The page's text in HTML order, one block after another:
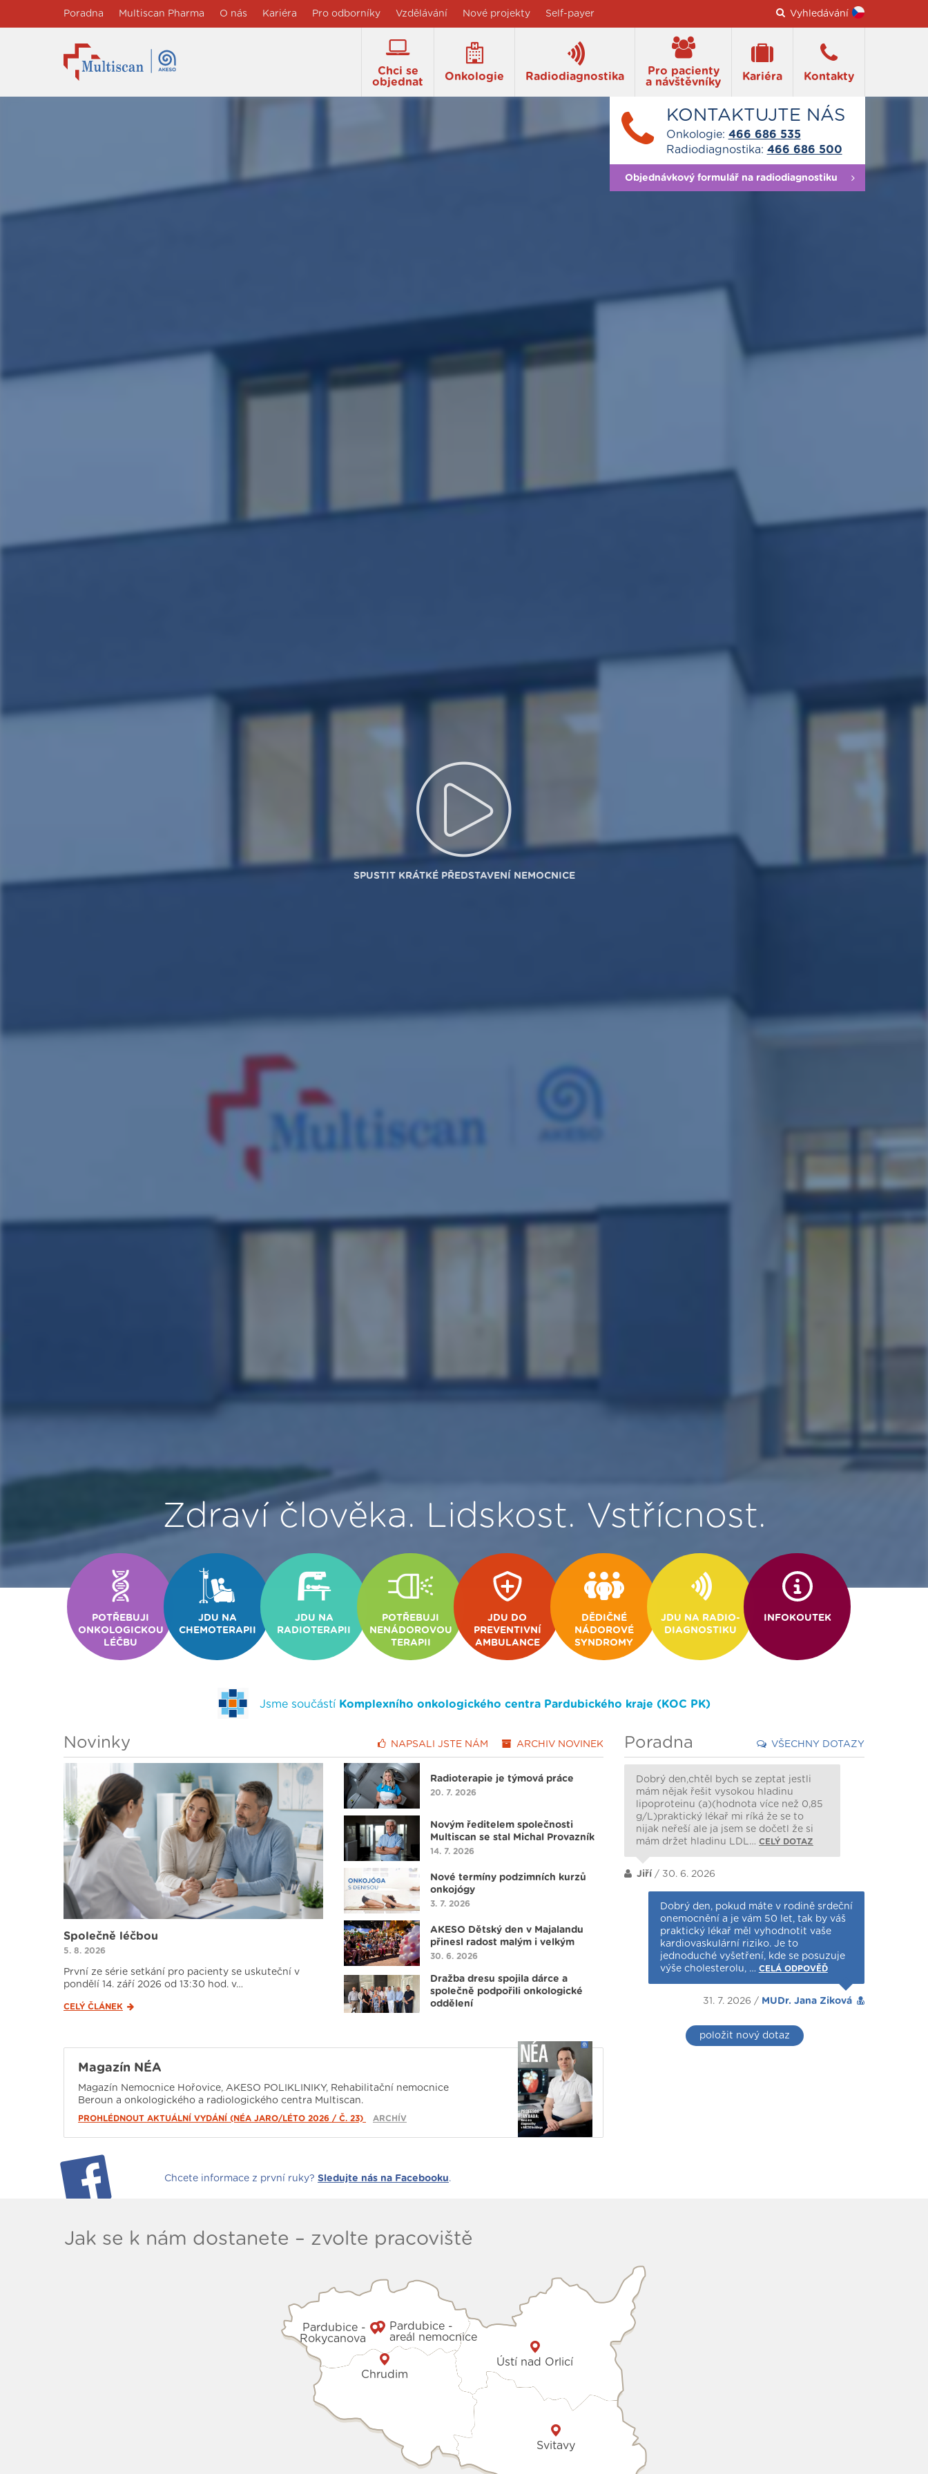
Poradna Multiscan Pharma O nás Kariéra Pro odborníky Vzdělávání Nové projekty Self-payer Vyhledávání
Chci se
objednat
Onkologie Radiodiagnostika
Pro pacienty
a návštěvníky
Kariéra Kontakty
KONTAKTUJTE NÁS
Onkologie: 466 686 535
Radiodiagnostika: 466 686 500
Objednávkový formulář na radiodiagnostiku
Zdraví člověka. Lidskost. Vstřícnost.
SPUSTIT KRÁTKÉ PŘEDSTAVENÍ NEMOCNICE
POTŘEBUJI
ONKOLOGICKOU
LÉČBU
JDU NA
CHEMOTERAPII
JDU NA
RADIOTERAPII
POTŘEBUJI
NENÁDOROVOU
TERAPII
JDU DO
PREVENTIVNÍ
AMBULANCE
DĚDIČNÉ
NÁDOROVÉ
SYNDROMY
JDU NA RADIO-
DIAGNOSTIKU
INFOKOUTEK
Jsme součástí Komplexního onkologického centra Pardubického kraje (KOC PK)
Novinky NAPSALI JSTE NÁM ARCHIV NOVINEK
Společně léčbou
5. 8. 2026
První ze série setkání pro pacienty se uskuteční v
pondělí 14. září 2026 od 13:30 hod. v…
CELÝ ČLÁNEK
Radioterapie je týmová práce
20. 7. 2026
Novým ředitelem společnosti
Multiscan se stal Michal Provazník
14. 7. 2026
Nové termíny podzimních kurzů
onkojógy
3. 7. 2026
AKESO Dětský den v Majalandu
přinesl radost malým i velkým
30. 6. 2026
Dražba dresu spojila dárce a
společně podpořili onkologické
oddělení
Nové číslo magazínu NÉA je tu!
Kontroverze v onkologii nabídly
pohled na budoucnost léčby i
20. 5. 2026
13. 5. 2026
Magazín NÉA
Magazín Nemocnice Hořovice, AKESO POLIKLINIKY, Rehabilitační nemocnice
Beroun a onkologického a radiologického centra Multiscan.
PROHLÉDNOUT AKTUÁLNÍ VYDÁNÍ (NÉA JARO/LÉTO 2026 / Č. 23) ARCHÍV
Chcete informace z první ruky? Sledujte nás na Facebooku.
Poradna VŠECHNY DOTAZY
Dobrý den,chtěl bych se zeptat jestli
mám nějak řešit vysokou hladinu
lipoproteinu (a)(hodnota více než 0,85
g/L)praktický lékař mi ríká že se to
nijak neřeší ale ja jsem se dočetl že si
mám držet hladinu LDL… CELÝ DOTAZ
Jiří / 30. 6. 2026
Dobrý den, pokud máte v rodině srdeční
onemocnění a je vám 50 let, tak by váš
praktický lékař měl vyhodnotit vaše
kardiovaskulární riziko. Je to
jednoduché vyšetření, kde se posuzuje
výše cholesterolu, … CELÁ ODPOVĚĎ
31. 7. 2026 / MUDr. Jana Ziková
položit nový dotaz
Jak se k nám dostanete – zvolte pracoviště
Pardubice -
areál nemocnice
Pardubice -
Rokycanova
Chrudim
Ústí nad Orlicí
Svitavy